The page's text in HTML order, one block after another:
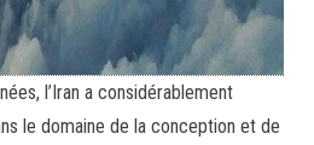
l’Iran a considérablement
le domaine de la conception et de